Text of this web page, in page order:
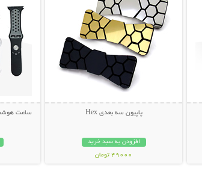
پاپیون سه بعدی Hex
افزودن به سبد خرید
49000 تومان